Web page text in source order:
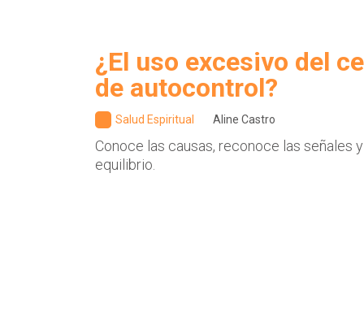
¿El uso excesivo del
de autocontrol?
Salud Espiritual Aline Castro
Conoce las causas, reconoce las señales
equilibrio.